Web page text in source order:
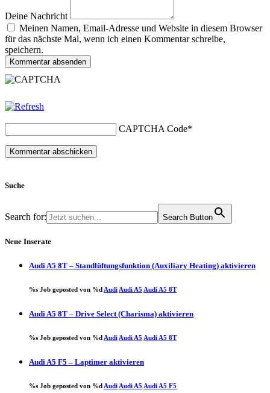
Deine Nachricht
Meinen Namen, Email-Adresse und Website in diesem Browser
für das nächste Mal, wenn ich einen Kommentar schreibe,
speichern.
Kommentar absenden
CAPTCHA Code*
Suche
Search for: Search Button
Neue Inserate
Audi A5 8T – Standlüftungsfunktion (Auxiliary Heating) aktivieren
%s Job geposted von %d Audi Audi A5 Audi A5 8T
Audi A5 8T – Drive Select (Charisma) aktivieren
%s Job geposted von %d Audi Audi A5 Audi A5 8T
Audi A5 F5 – Laptimer aktivieren
%s Job geposted von %d Audi Audi A5 Audi A5 F5